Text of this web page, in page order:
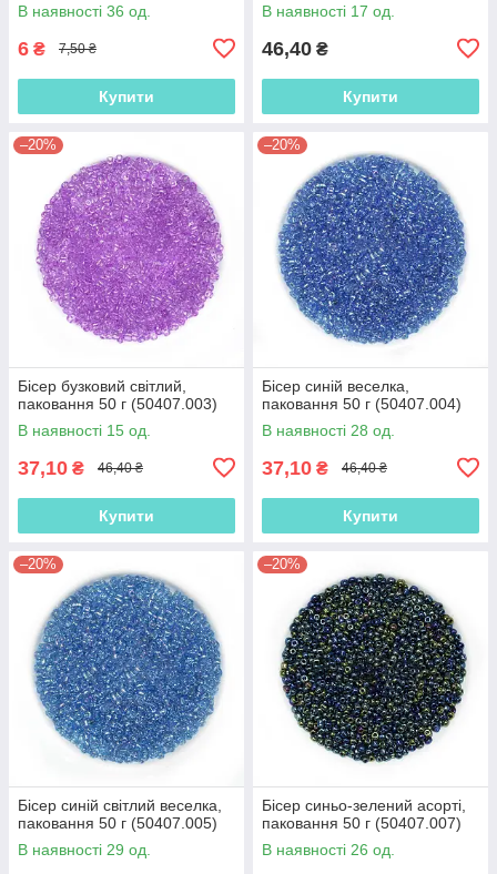
В наявності 36 од.
6 ₴ 7,50 ₴
Купити
В наявності 17 од.
46,40 ₴
Купити
–20%
Бісер бузковий світлий,
паковання 50 г (50407.003)
В наявності 15 од.
37,10 ₴ 46,40 ₴
Купити
–20%
Бісер синій веселка,
паковання 50 г (50407.004)
В наявності 28 од.
37,10 ₴ 46,40 ₴
Купити
–20%
Бісер синій світлий веселка,
паковання 50 г (50407.005)
В наявності 29 од.
–20%
Бісер синьо-зелений асорті,
паковання 50 г (50407.007)
В наявності 26 од.